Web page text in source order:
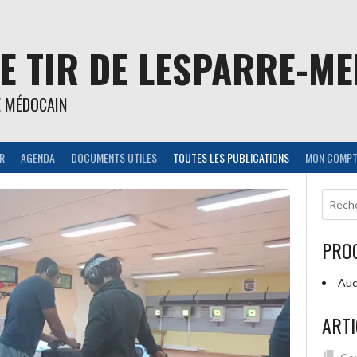
TIR DE LESPARRE-
AGENDA DOCUMENTS UTILES TOUTES LES PUBLICATIONS MON